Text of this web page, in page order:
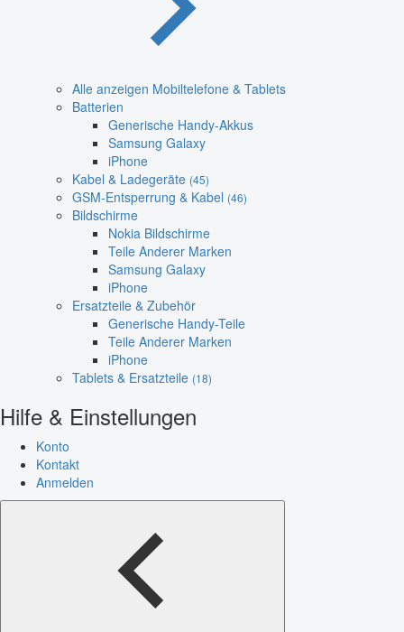
Alle anzeigen Mobiltelefone & Tablets
Batterien
Generische Handy-Akkus
Samsung Galaxy
iPhone
Kabel & Ladegeräte (45)
GSM-Entsperrung & Kabel (46)
Bildschirme
Nokia Bildschirme
Teile Anderer Marken
Samsung Galaxy
iPhone
Ersatzteile & Zubehör
Generische Handy-Teile
Teile Anderer Marken
iPhone
Tablets & Ersatzteile (18)
Hilfe & Einstellungen
Konto
Kontakt
Anmelden